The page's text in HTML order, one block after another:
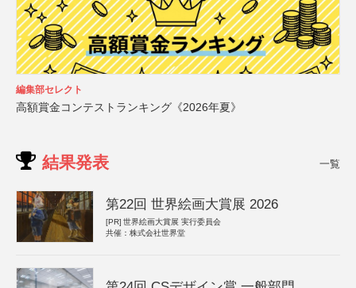
編集部セレクト
高額賞金コンテストランキング《2026年夏》
結果発表 一覧
第22回 世界絵画大賞展 2026
[PR] 世界絵画大賞展 実行委員会
共催：株式会社世界堂